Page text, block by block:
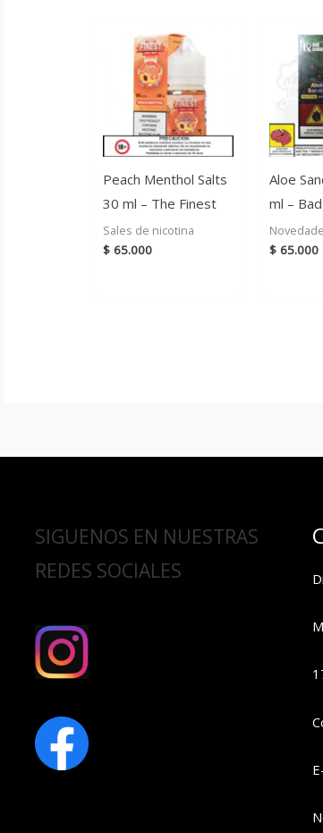
Peach Menthol Salts
30 ml – The Finest
Sales de nicotina
$ 65.000
Aloe
ml –
$ 65.000
SIGUENOS EN NUESTRAS
REDES SOCIALES